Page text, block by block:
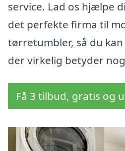
service. Lad os hjælpe
det perfekte firma til
tørretumbler, så du
der virkelig betyder
Få 3 tilbud, gratis og